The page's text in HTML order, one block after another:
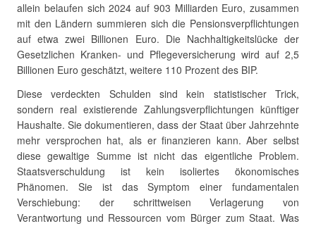
allein belaufen sich 2024 auf 903 Milliarden Euro, zusammen
mit den Ländern summieren sich die Pensionsverpflichtungen
auf etwa zwei Billionen Euro. Die Nachhaltigkeitslücke der
Gesetzlichen Kranken- und Pflegeversicherung wird auf 2,5
Billionen Euro geschätzt, weitere 110 Prozent des BIP.
Diese verdeckten Schulden sind kein statistischer Trick,
sondern real existierende Zahlungsverpflichtungen künftiger
Haushalte. Sie dokumentieren, dass der Staat über Jahrzehnte
mehr versprochen hat, als er finanzieren kann. Aber selbst
diese gewaltige Summe ist nicht das eigentliche Problem.
Staatsverschuldung ist kein isoliertes ökonomisches
Phänomen. Sie ist das Symptom einer fundamentalen
Verschiebung: der schrittweisen Verlagerung von
Verantwortung und Ressourcen vom Bürger zum Staat. Was